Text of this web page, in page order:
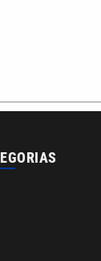
a emissora VTV
reservados |